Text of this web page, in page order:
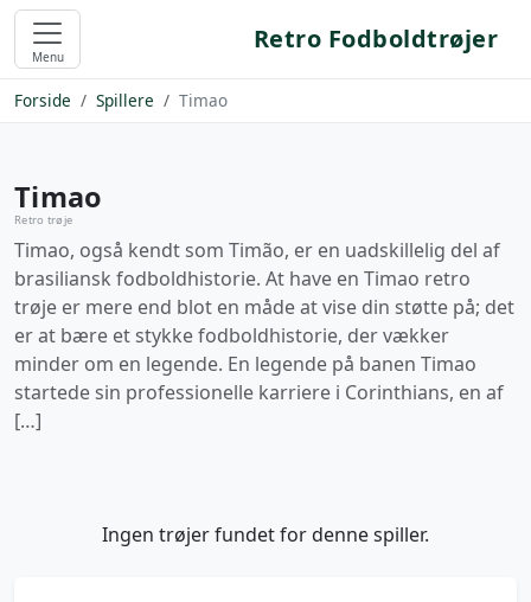
Menu
Retro Fodboldtrøjer
Forside Spillere Timao
Timao
Retro trøje
Timao, også kendt som Timão, er en uadskillelig del af
brasiliansk fodboldhistorie. At have en Timao retro
trøje er mere end blot en måde at vise din støtte på; det
er at bære et stykke fodboldhistorie, der vækker
minder om en legende. En legende på banen Timao
startede sin professionelle karriere i Corinthians, en af
[…]
Ingen trøjer fundet for denne spiller.